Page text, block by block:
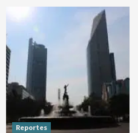
Reportes